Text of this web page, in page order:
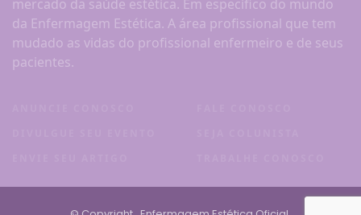
mercado da saúde estética. Em específico do mundo
da Enfermagem Estética. A área profissional que tem
mudado as vidas do profissional enfermeiro e de seus
pacientes.